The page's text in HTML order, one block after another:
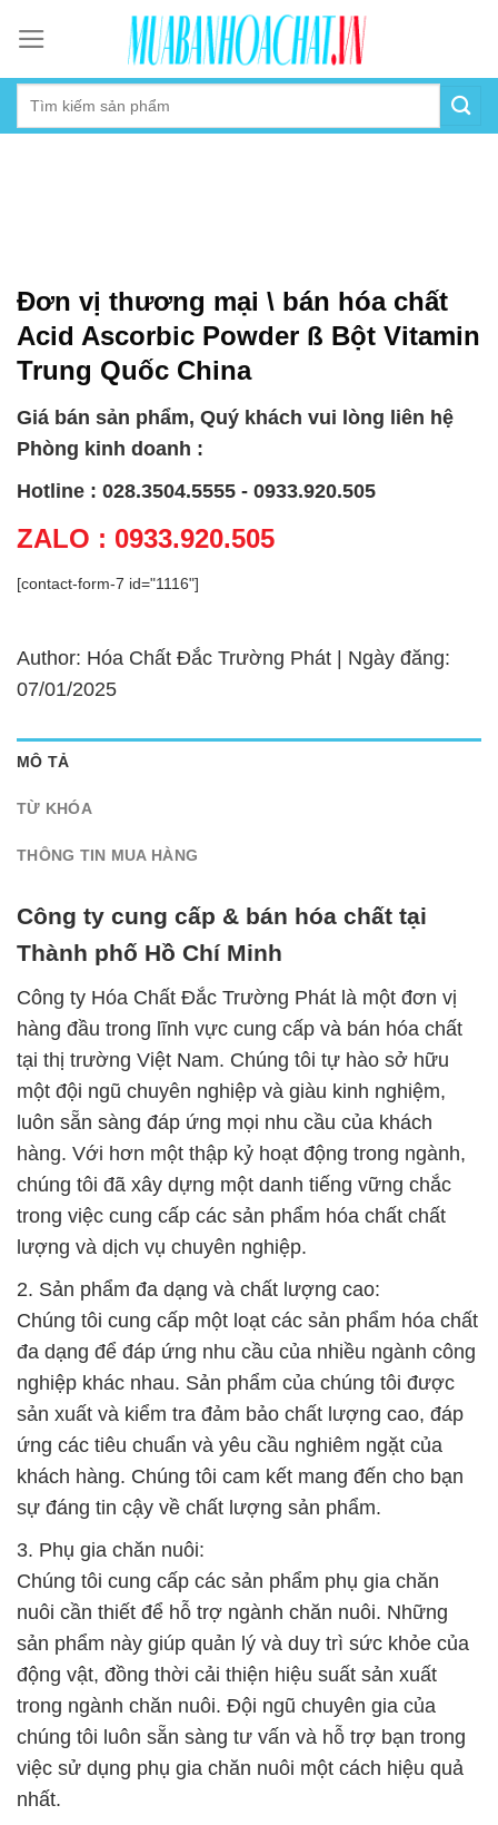
content
Đơn vị thương mại \ bán hóa chất
Acid Ascorbic Powder ß Bột Vitamin
Trung Quốc China
Giá bán sản phẩm, Quý khách vui lòng liên hệ
Phòng kinh doanh :
Hotline : 028.3504.5555 - 0933.920.505
ZALO : 0933.920.505
[contact-form-7 id="1116"]
Author: Hóa Chất Đắc Trường Phát | Ngày đăng:
07/01/2025
MÔ TẢ
TỪ KHÓA
THÔNG TIN MUA HÀNG
Công ty cung cấp & bán hóa chất tại
Thành phố Hồ Chí Minh
Công ty Hóa Chất Đắc Trường Phát là một đơn vị
hàng đầu trong lĩnh vực cung cấp và bán hóa chất
tại thị trường Việt Nam. Chúng tôi tự hào sở hữu
một đội ngũ chuyên nghiệp và giàu kinh nghiệm,
luôn sẵn sàng đáp ứng mọi nhu cầu của khách
hàng. Với hơn một thập kỷ hoạt động trong ngành,
chúng tôi đã xây dựng một danh tiếng vững chắc
trong việc cung cấp các sản phẩm hóa chất chất
lượng và dịch vụ chuyên nghiệp.
2. Sản phẩm đa dạng và chất lượng cao:
Chúng tôi cung cấp một loạt các sản phẩm hóa chất
đa dạng để đáp ứng nhu cầu của nhiều ngành công
nghiệp khác nhau. Sản phẩm của chúng tôi được
sản xuất và kiểm tra đảm bảo chất lượng cao, đáp
ứng các tiêu chuẩn và yêu cầu nghiêm ngặt của
khách hàng. Chúng tôi cam kết mang đến cho bạn
sự đáng tin cậy về chất lượng sản phẩm.
3. Phụ gia chăn nuôi:
Chúng tôi cung cấp các sản phẩm phụ gia chăn
nuôi cần thiết để hỗ trợ ngành chăn nuôi. Những
sản phẩm này giúp quản lý và duy trì sức khỏe của
động vật, đồng thời cải thiện hiệu suất sản xuất
trong ngành chăn nuôi. Đội ngũ chuyên gia của
chúng tôi luôn sẵn sàng tư vấn và hỗ trợ bạn trong
việc sử dụng phụ gia chăn nuôi một cách hiệu quả
nhất.